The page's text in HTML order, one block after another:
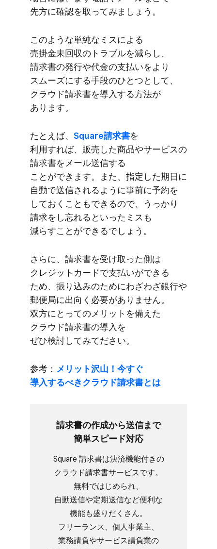
先方に​確認を​取ってみましょう。
このような​単純な​ミスに​よる​
売掛金未回収の​トラブルを​減らし、​
請求書の​発行や​代金の​支払いを​より​
スムーズに​する​手段の​ひとつと​して、​
クラウド請求書を​導入する​方​法が​
あります。
た​とえば、 ​Square請求書を​
利用すれば、​販売した​商品や​サービスの​
請求書を​メール送信する​
ことができます。​また、​指定した​期日に​
自動で​送信されるように​事前に​予約を​
しておくことも​できるので、​うっかり​
請求を​し忘れると​いった​ミスも​
減らすことができるでしょう。
さらに、​請求書を​受け取った側は​
クレジットカードで​支払いが​できる​
ため、​振り込みの​ために​わざわざ銀行や​
郵便局に​出向く​必要が​ありません。​
双方に​とっての​メリットを​備えた​
クラウド請求書の​導入を​
ぜひ検討してみてださい。
参考： メリット沢山！​今すぐ​
導入するべきクラウド請求書とは
請求書の​作成から​送信まで​
簡単スピード対応
Square 請求書は​決済機能​付きの​
クラウド請求書サービスです。​
無料で​はじめられ、​
自動送信や定期送信など​便利な​
機能も​盛りだくさん。​
フリーランス、​個人事業主、​
業務請負や​サービス請負業の​